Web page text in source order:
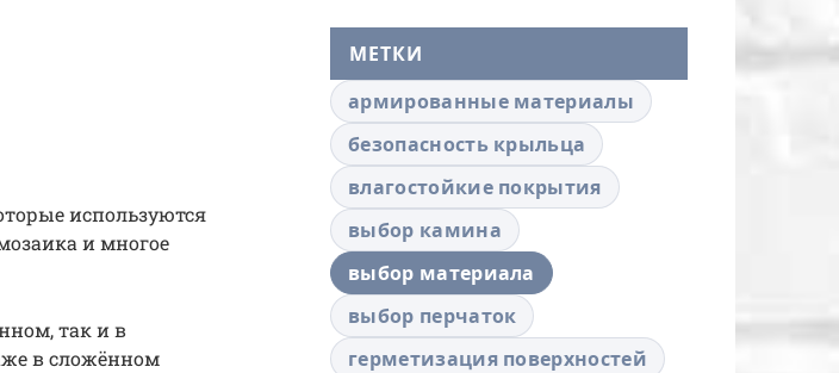
используются
и многое
так и в
в сложённом
МЕТКИ
армированные материалы
безопасность крыльца
влагостойкие покрытия
выбор камина
выбор материала
выбор перчаток
герметизация поверхностей